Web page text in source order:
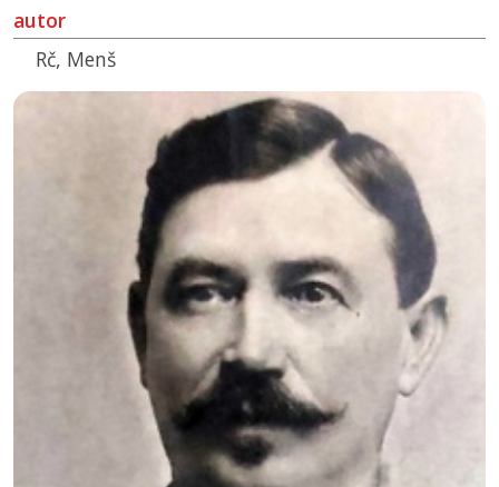
autor
Rč, Menš